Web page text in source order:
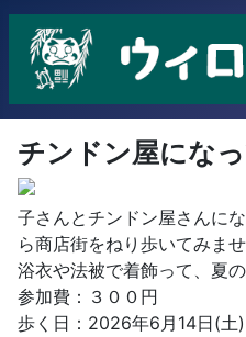
チンドン屋にな
子さんとチンドン屋さんに
ら商店街をねり歩いてみま
浴衣や法被で着飾って、夏
参加費：３００円
歩く日：2026年6月14日(土)